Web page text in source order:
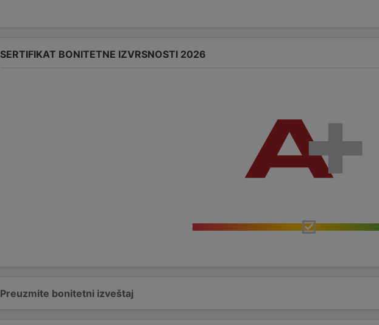
SERTIFIKAT BONITETNE IZVRSNOSTI 2026
Preuzmite bonitetni izveštaj